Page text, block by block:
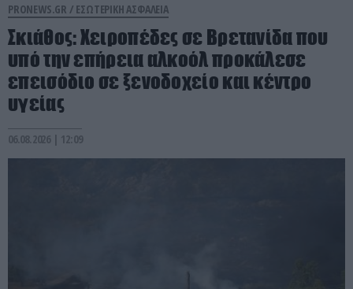
PRONEWS.GR / ΕΣΩΤΕΡΙΚΗ ΑΣΦΑΛΕΙΑ
Σκιάθος: Χειροπέδες σε Βρετανίδα που
υπό την επήρεια αλκοόλ προκάλεσε
επεισόδιο σε ξενοδοχείο και κέντρο
υγείας
06.08.2026 | 12:09